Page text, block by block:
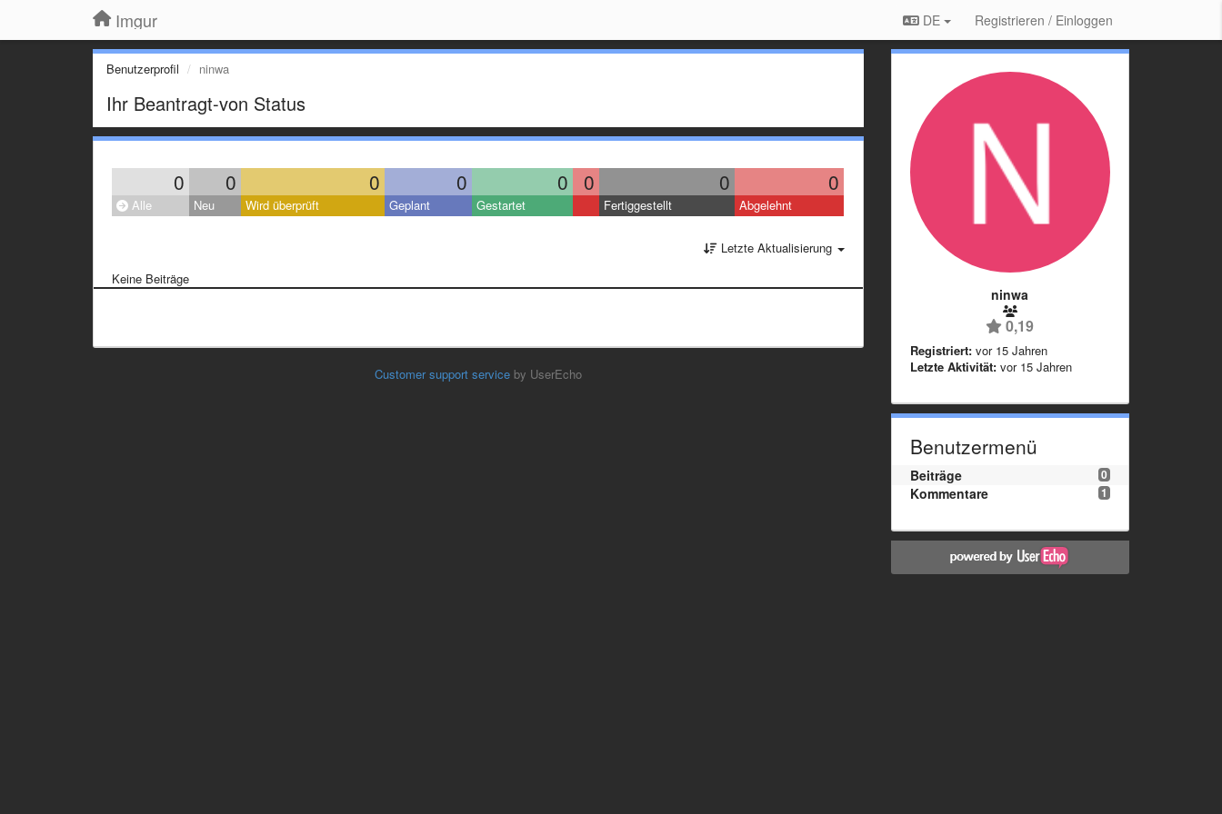
Imgur DE Registrieren / Einloggen
Benutzerprofil ninwa
Ihr Beantragt-von Status
0 0 0 0 0 0 0 0
Alle Neu Wird überprüft Geplant Gestartet Fertiggestellt Abgelehnt
Letzte Aktualisierung
Keine Beiträge
Customer support serviceby UserEcho
ninwa
0,19
Registriert: vor 15 Jahren
Letzte Aktivität: vor 15 Jahren
Benutzermenü
0
Beiträge
1
Kommentare